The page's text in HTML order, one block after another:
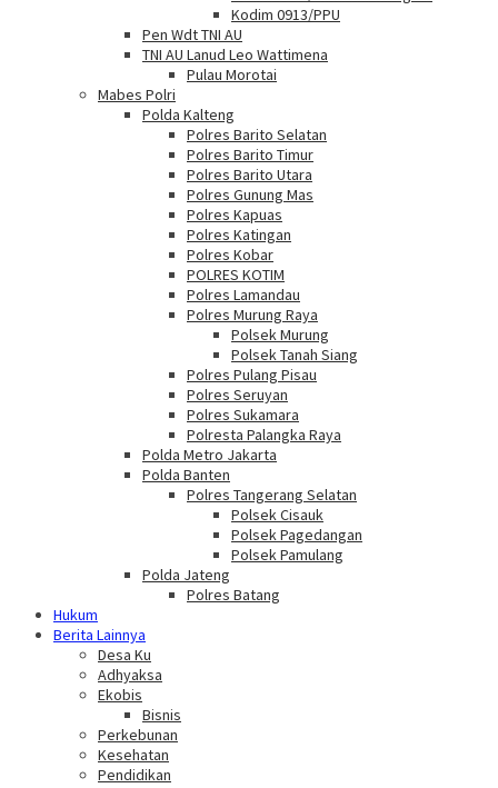
Kodim 0913/PPU
Pen Wdt TNI AU
TNI AU Lanud Leo Wattimena
Pulau Morotai
Mabes Polri
Polda Kalteng
Polres Barito Selatan
Polres Barito Timur
Polres Barito Utara
Polres Gunung Mas
Polres Kapuas
Polres Katingan
Polres Kobar
POLRES KOTIM
Polres Lamandau
Polres Murung Raya
Polsek Murung
Polsek Tanah Siang
Polres Pulang Pisau
Polres Seruyan
Polres Sukamara
Polresta Palangka Raya
Polda Metro Jakarta
Polda Banten
Polres Tangerang Selatan
Polsek Cisauk
Polsek Pagedangan
Polsek Pamulang
Polda Jateng
Polres Batang
Hukum
Berita Lainnya
Desa Ku
Adhyaksa
Ekobis
Bisnis
Perkebunan
Kesehatan
Pendidikan